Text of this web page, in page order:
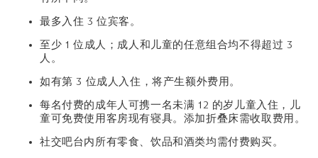
最多入住 3 位宾客。
至少 1 位成人；成人和儿童的任意组合均不得超过 3
人。
如有第 3 位成人入住，将产生额外费用。
每名付费的成年人可携一名未满 12 的岁儿童入住，儿
童可免费使用客房现有寝具。添加折叠床需收取费用。
社交吧台内所有零食、饮品和酒类均需付费购买。